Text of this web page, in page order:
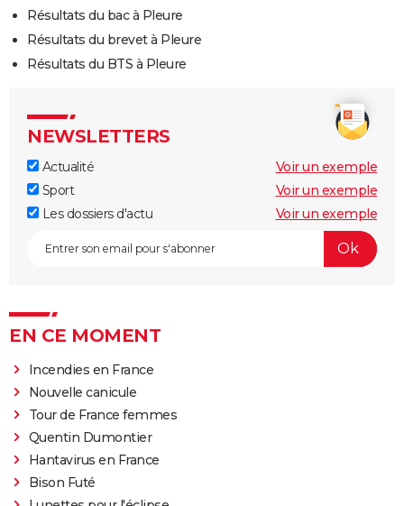
Résultats du bac à Pleure
Résultats du brevet à Pleure
Résultats du BTS à Pleure
NEWSLETTERS
Actualité
Voir un exemple
Sport
Voir un exemple
Les dossiers d'actu
Voir un exemple
EN CE MOMENT
Incendies en France
Nouvelle canicule
Tour de France femmes
Quentin Dumontier
Hantavirus en France
Bison Futé